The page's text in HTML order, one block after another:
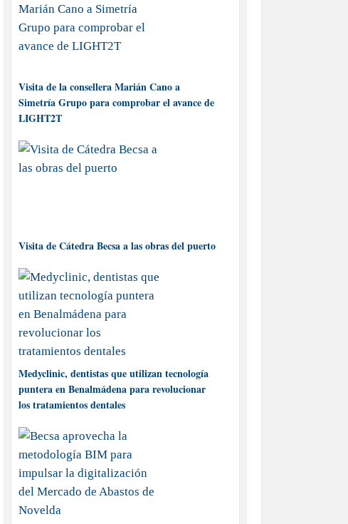
Visita de la consellera Marián Cano a
Simetría Grupo para comprobar el avance de
LIGHT2T
Visita de Cátedra Becsa a las obras del puerto
Medyclinic, dentistas que utilizan tecnología
puntera en Benalmádena para revolucionar
los tratamientos dentales